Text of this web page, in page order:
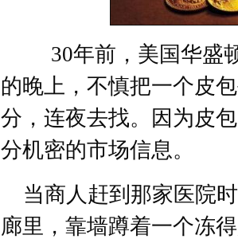
30年前，美国华盛
的晚上，不慎把一个皮
分，连夜去找。因为皮
分机密的市场信息。
当商人赶到那家医院
廊里，靠墙蹲着一个冻